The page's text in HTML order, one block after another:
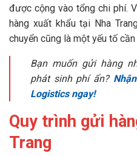
được cộng vào tổng chi phí.
hàng xuất khẩu tại Nha
chuyển cũng là một yếu tố cần
Bạn muốn gửi hàng
phát sinh phí ẩn?
Logistics ngay!
Quy trình gửi
Trang